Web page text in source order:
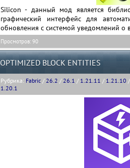
Silicon - данный мод является
графический интерфейс для
обновления с системой уведомлений о
Просмотров: 90
OPTIMIZED BLOCK ENTITIES
Рубрика: Fabric /26.2 /26.1 / 1.21.11 / 1.21.10 /
1.20.1